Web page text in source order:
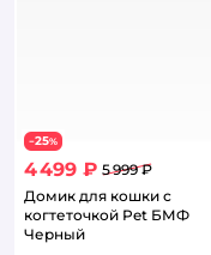
−25%
4 499 ₽ 5 999 ₽
Домик для кошки с
когтеточкой Pet БМФ
Черный